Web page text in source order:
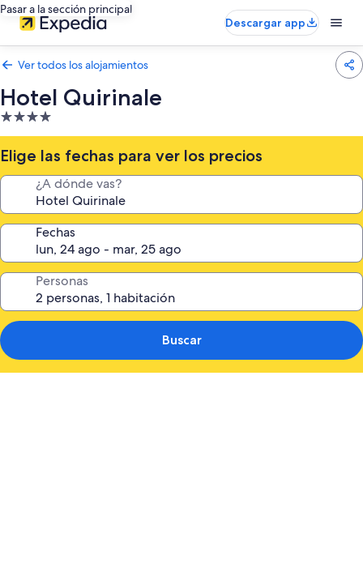
Pasar a la sección principal
Descargar app
Ver todos los alojamientos
Hotel Quirinale
Alojamiento
de
4.0 estrellas
Elige las fechas para ver los precios
¿A dónde vas?
Fechas
Personas
Buscar